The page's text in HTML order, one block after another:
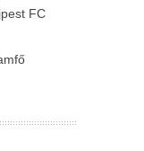
FC